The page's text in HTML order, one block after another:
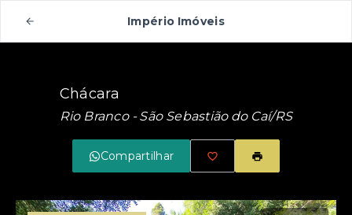
Império Imóveis
Chácara
Rio Branco - São Sebastião do Caí/RS
Compartilhar